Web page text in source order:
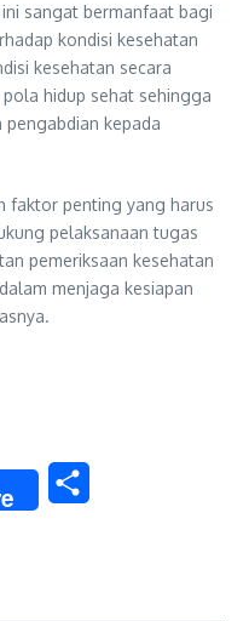
sangat bermanfaat bagi
kondisi kesehatan
kesehatan secara
hidup sehat sehingga
kepada
faktor penting yang harus
pelaksanaan tugas
pemeriksaan kesehatan
menjaga kesiapan